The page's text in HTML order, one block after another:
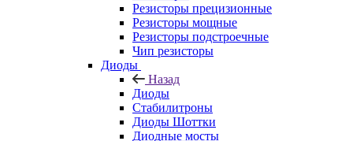
Резисторы прецизионные
Резисторы мощные
Резисторы подстроечные
Чип резисторы
Диоды
Назад
Диоды
Стабилитроны
Диоды Шоттки
Диодные мосты